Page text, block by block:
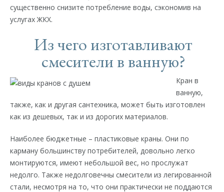
существенно снизите потребление воды, сэкономив на
услугах ЖКХ.
Из чего изготавливают
смесители в ванную?
Кран в
ванную,
также, как и другая сантехника, может быть изготовлен
как из дешевых, так и из дорогих материалов.
Наиболее бюджетные – пластиковые краны. Они по
карману большинству потребителей, довольно легко
монтируются, имеют небольшой вес, но прослужат
недолго. Также недолговечны смесители из легированной
стали, несмотря на то, что они практически не поддаются